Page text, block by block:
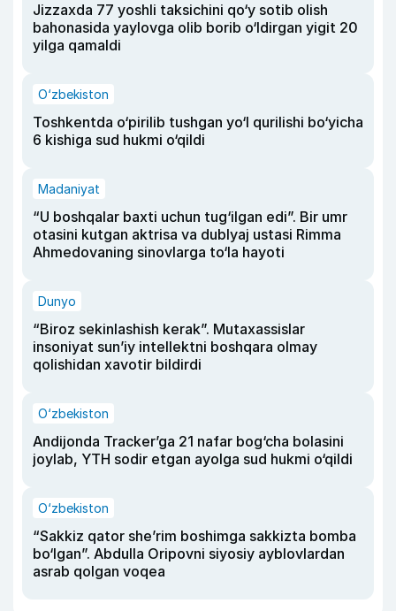
Jizzaxda 77 yoshli taksichini qo‘y sotib olish
bahonasida yaylovga olib borib o‘ldirgan yigit 20
yilga qamaldi
O‘zbekiston
Toshkentda o‘pirilib tushgan yo‘l qurilishi bo‘yicha
6 kishiga sud hukmi o‘qildi
Madaniyat
“U boshqalar baxti uchun tug‘ilgan edi”. Bir umr
otasini kutgan aktrisa va dublyaj ustasi Rimma
Ahmedovaning sinovlarga to‘la hayoti
Dunyo
“Biroz sekinlashish kerak”. Mutaxassislar
insoniyat sun’iy intellektni boshqara olmay
qolishidan xavotir bildirdi
O‘zbekiston
Andijonda Tracker’ga 21 nafar bog‘cha bolasini
joylab, YTH sodir etgan ayolga sud hukmi o‘qildi
O‘zbekiston
“Sakkiz qator she’rim boshimga sakkizta bomba
bo‘lgan”. Abdulla Oripovni siyosiy ayblovlardan
asrab qolgan voqea